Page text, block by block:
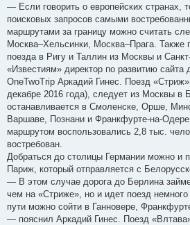
— Если говорить о европейских странах,
поисковых запросов самыми
маршрутами за границу можно считать
Москва–Хельсинки, Москва–Прага. Также
поезда в Ригу и Таллин из Москвы и
«Известиям» директор по развитию сайта
OneTwoTrip Аркадий Гинес. Поезд
декабре 2016 года), следует из Москвы в
останавливается в Смоленске, Орше,
Варшаве, Познани и Франкфурте-на-
маршрутом воспользовались 2,8 тыс.
востребован.
Добраться до столицы Германии можно и
Париж, который отправляется с
— В этом случае дорога до Берлина
чем на «Стриже», но и идет поезд
пути можно сойти в Ганновере,
— пояснил Аркадий Гинес. Поезд